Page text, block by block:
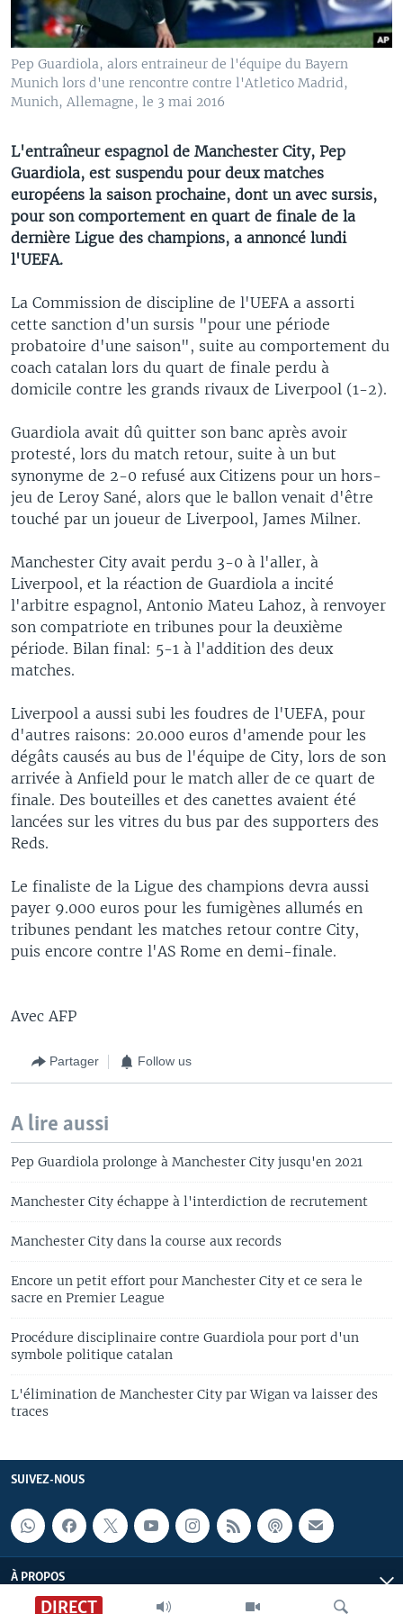
DIRECT
Pep Guardiola, alors entraineur de l'équipe du Bayern
Munich lors d'une rencontre contre l'Atletico Madrid,
Munich, Allemagne, le 3 mai 2016
L'entraîneur espagnol de Manchester City, Pep
Guardiola, est suspendu pour deux matches
européens la saison prochaine, dont un avec sursis,
pour son comportement en quart de finale de la
dernière Ligue des champions, a annoncé lundi
l'UEFA.
La Commission de discipline de l'UEFA a assorti
cette sanction d'un sursis "pour une période
probatoire d'une saison", suite au comportement du
coach catalan lors du quart de finale perdu à
domicile contre les grands rivaux de Liverpool (1-2).
Guardiola avait dû quitter son banc après avoir
protesté, lors du match retour, suite à un but
synonyme de 2-0 refusé aux Citizens pour un hors-
jeu de Leroy Sané, alors que le ballon venait d'être
touché par un joueur de Liverpool, James Milner.
Manchester City avait perdu 3-0 à l'aller, à
Liverpool, et la réaction de Guardiola a incité
l'arbitre espagnol, Antonio Mateu Lahoz, à renvoyer
son compatriote en tribunes pour la deuxième
période. Bilan final: 5-1 à l'addition des deux
matches.
Liverpool a aussi subi les foudres de l'UEFA, pour
d'autres raisons: 20.000 euros d'amende pour les
dégâts causés au bus de l'équipe de City, lors de son
arrivée à Anfield pour le match aller de ce quart de
finale. Des bouteilles et des canettes avaient été
lancées sur les vitres du bus par des supporters des
Reds.
Le finaliste de la Ligue des champions devra aussi
payer 9.000 euros pour les fumigènes allumés en
tribunes pendant les matches retour contre City,
puis encore contre l'AS Rome en demi-finale.
Avec AFP
Partager Follow us
A lire aussi
Pep Guardiola prolonge à Manchester City jusqu'en 2021
Manchester City échappe à l'interdiction de recrutement
Manchester City dans la course aux records
Encore un petit effort pour Manchester City et ce sera le
sacre en Premier League
Procédure disciplinaire contre Guardiola pour port d'un
symbole politique catalan
L'élimination de Manchester City par Wigan va laisser des
traces
SUIVEZ-NOUS
À PROPOS